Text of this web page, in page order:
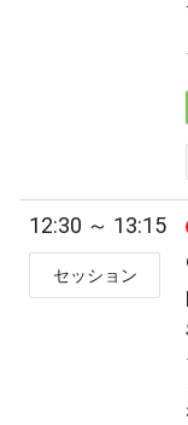
12:30 ～ 13:15
セッション